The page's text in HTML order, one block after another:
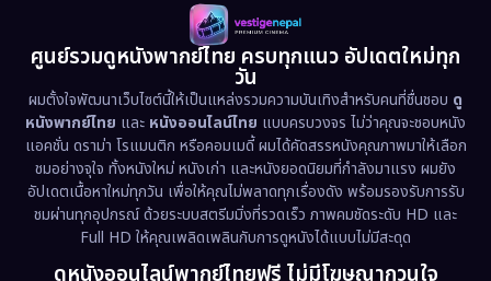
Disaster (13)
Disney+ (5)
Documentary สารคดี (93)
Drama ดราม่า (1,460)
Dystopian (17)
1983
1978
1974
1962
ศูนย์รวมดูหนังพากย์ไทย ครบทุกแนว อัปเดตใหม่ทุก
วัน
ผมตั้งใจพัฒนาเว็บไซต์นี้ให้เป็นแหล่งรวมความบันเทิงสำหรับคนที่ชื่นชอบ ดู
หนังพากย์ไทย และ หนังออนไลน์ไทย แบบครบวงจร ไม่ว่าคุณจะชอบหนัง
แอคชั่น ดราม่า โรแมนติก หรือคอมเมดี้ ผมได้คัดสรรหนังคุณภาพมาให้เลือก
ชมอย่างจุใจ ทั้งหนังใหม่ หนังเก่า และหนังยอดนิยมที่กำลังมาแรง ผมยัง
อัปเดตเนื้อหาใหม่ทุกวัน เพื่อให้คุณไม่พลาดทุกเรื่องดัง พร้อมรองรับการรับ
ชมผ่านทุกอุปกรณ์ ด้วยระบบสตรีมมิ่งที่รวดเร็ว ภาพคมชัดระดับ HD และ
Full HD ให้คุณเพลิดเพลินกับการดูหนังได้แบบไม่มีสะดุด